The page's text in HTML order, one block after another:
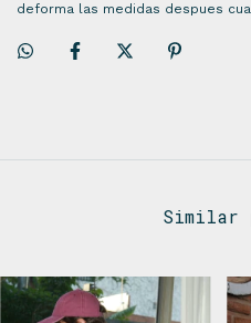
deforma las medidas despues
Similar